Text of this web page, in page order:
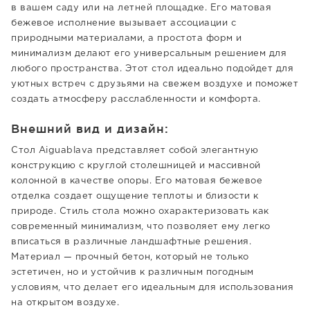
в вашем саду или на летней площадке. Его матовая
бежевое исполнение вызывает ассоциации с
природными материалами, а простота форм и
минимализм делают его универсальным решением для
любого пространства. Этот стол идеально подойдет для
уютных встреч с друзьями на свежем воздухе и поможет
создать атмосферу расслабленности и комфорта.
Внешний вид и дизайн:
Стол Aiguablava представляет собой элегантную
конструкцию с круглой столешницей и массивной
колонной в качестве опоры. Его матовая бежевое
отделка создает ощущение теплоты и близости к
природе. Стиль стола можно охарактеризовать как
современный минимализм, что позволяет ему легко
вписаться в различные ландшафтные решения.
Материал — прочный бетон, который не только
эстетичен, но и устойчив к различным погодным
условиям, что делает его идеальным для использования
на открытом воздухе.